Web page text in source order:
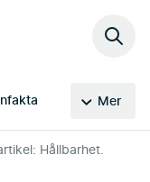
Mer
Sök
Hållbarhet.